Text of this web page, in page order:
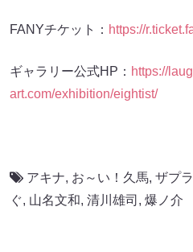
FANYチケット： https://
ギャラリー公式HP： https://
art.com/exhibition/eightist/
アキナ, お～い！久馬, ザプ
ぐ, 山名文和, 清川雄司 , 爆ノ介